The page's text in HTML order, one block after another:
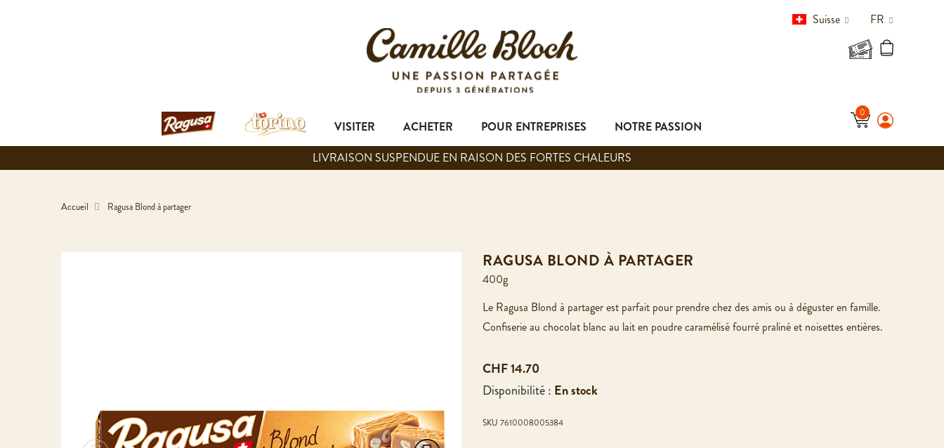
FR
Suisse
VISITER ACHETER POUR ENTREPRISES
NOTRE PASSION
LIVRAISON SUSPENDUE EN RAISON DES FORTES CHALEURS
Accueil Ragusa Blond à partager
RAGUSA BLOND À PARTAGER
400g
Le Ragusa Blond à partager est parfait pour prendre chez des amis ou à déguster en famille.
Confiserie au chocolat blanc au lait en poudre caramélisé fourré praliné et noisettes entières.
CHF 14.70
Disponibilité : En stock
SKU 7610008005384